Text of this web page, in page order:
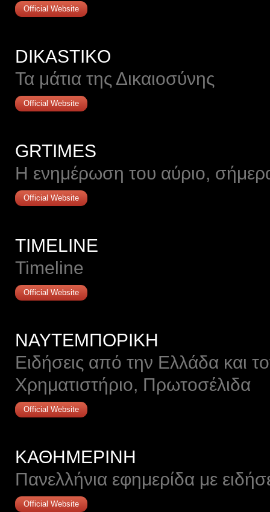
Official Website
DIKASTIKO
Τα μάτια της Δικαιοσύνης
Official Website
GRTIMES
Η ενημέρωση του αύριο,
Official Website
TIMELINE
Timeline
Official Website
ΝΑΥΤΕΜΠΟΡΙΚΗ
Ειδήσεις από την Ελλάδα και
Χρηματιστήριο, Πρωτοσέλιδα
Official Website
ΚΑΘΗΜΕΡΙΝΗ
Πανελλήνια εφημερίδα με
Official Website